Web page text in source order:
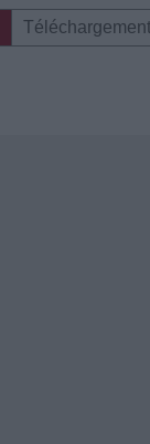
Téléchargement